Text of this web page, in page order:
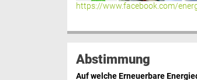
https://www.facebook.com/
Abstimmung
Auf welche Erneuerbare